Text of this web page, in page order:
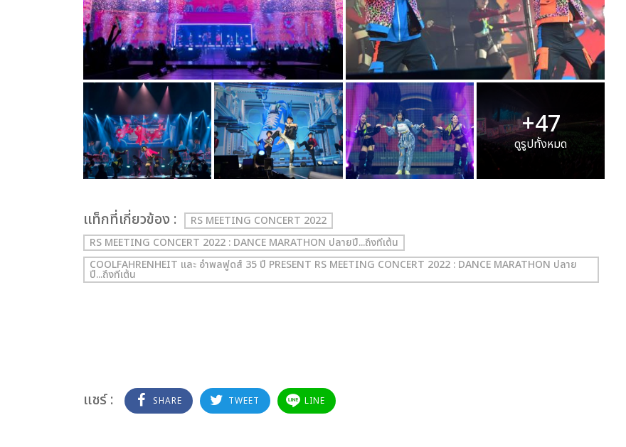
+47
ดูรูปทั้งหมด
เเท็กที่เกี่ยวข้อง :
RS MEETING CONCERT 2022
RS MEETING CONCERT 2022 : DANCE MARATHON ปลายปี...ถึงทีเต้น
COOLFAHRENHEIT และ อำพลฟูดส์ 35 ปี PRESENT RS MEETING CONCERT 2022 : DANCE MARATHON ปลาย
ปี...ถึงทีเต้น
แชร์ : SHARE TWEET LINE